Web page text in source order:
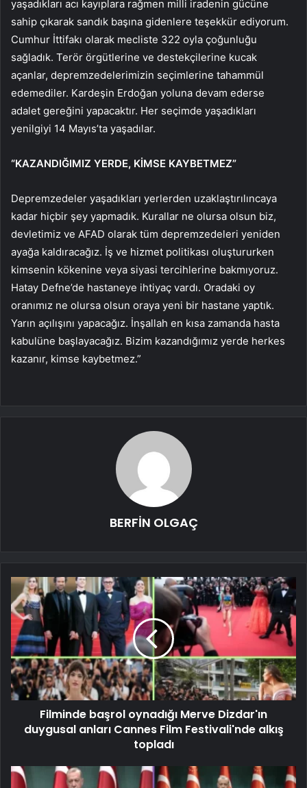
yaşadıkları acı kayıplara rağmen milli iradenin gücüne
sahip çıkarak sandık başına gidenlere teşekkür ediyorum.
Cumhur İttifakı olarak mecliste 322 oyla çoğunluğu
sağladık. Terör örgütlerine ve destekçilerine kucak
açanlar, depremzedelerimizin seçimlerine tahammül
edemediler. Kardeşin Erdoğan yoluna devam ederse
adalet gereğini yapacaktır. Her seçimde yaşadıkları
yenilgiyi 14 Mayıs’ta yaşadılar.
“KAZANDIĞIMIZ YERDE, KİMSE KAYBETMEZ”
Depremzedeler yaşadıkları yerlerden uzaklaştırılıncaya
kadar hiçbir şey yapmadık. Kurallar ne olursa olsun biz,
devletimiz ve AFAD olarak tüm depremzedeleri yeniden
ayağa kaldıracağız. İş ve hizmet politikası oluştururken
kimsenin kökenine veya siyasi tercihlerine bakmıyoruz.
Hatay Defne’de hastaneye ihtiyaç vardı. Oradaki oy
oranımız ne olursa olsun oraya yeni bir hastane yaptık.
Yarın açılışını yapacağız. İnşallah en kısa zamanda hasta
kabulüne başlayacağız. Bizim kazandığımız yerde herkes
kazanır, kimse kaybetmez.”
BERFİN OLGAÇ
Filminde başrol oynadığı Merve Dizdar'ın
duygusal anları Cannes Film Festivali'nde alkış
topladı